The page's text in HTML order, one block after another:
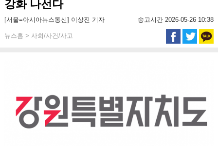
강화 나선다
[서울=아시아뉴스통신] 이상진 기자 송고시간 2026-05-26 10:38
뉴스홈 > 사회/사건/사고